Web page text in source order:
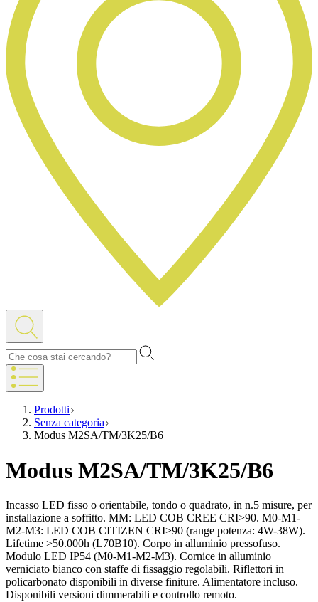
Prodotti
Senza categoria
Modus M2SA/TM/3K25/B6
Modus M2SA/TM/3K25/B6
Incasso LED fisso o orientabile, tondo o quadrato, in n.5 misure, per
installazione a soffitto. MM: LED COB CREE CRI>90. M0-M1-
M2-M3: LED COB CITIZEN CRI>90 (range potenza: 4W-38W).
Lifetime >50.000h (L70B10). Corpo in alluminio pressofuso.
Modulo LED IP54 (M0-M1-M2-M3). Cornice in alluminio
verniciato bianco con staffe di fissaggio regolabili. Riflettori in
policarbonato disponibili in diverse finiture. Alimentatore incluso.
Disponibili versioni dimmerabili e controllo remoto.